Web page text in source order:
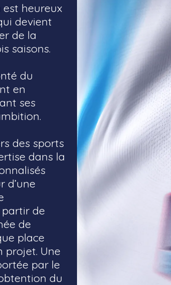
est heureux
devient
de la
saisons.
du
en
ses
des sports
dans la
d’une
de
de
place
projet. Une
par le
du